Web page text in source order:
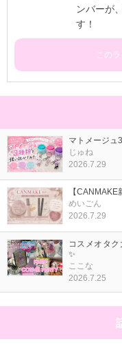
ンバーが
す！
この
マトメージュ
じゅね
2026.7.29
【CANMAKE
めいごん
2026.7.29
コスメオタク
✨
ここな
2026.7.25